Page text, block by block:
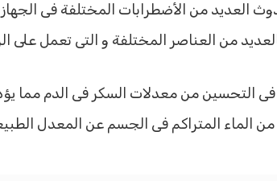
العديد من الأضطرابات المختلفة فى
من العناصر المختلفة و التى تعمل على
التحسين من معدلات السكر فى الدم مما
الماء المتراكم فى الجسم عن المعدل